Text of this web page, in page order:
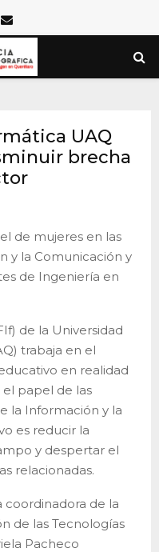
Email
UAQ
brecha
de mujeres en las
y la Comunicación y
de Ingeniería en
de la Universidad
trabaja en el
en realidad
el papel de las
la Información y la
es reducir la
y despertar el
relacionadas.
coordinadora de la
de las Tecnologías
Pacheco